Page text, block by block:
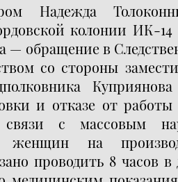
Надежда
колонии ИК-
— обращение в
со стороны
и отказе от
с массовым
женщин на
проводить 8 часов